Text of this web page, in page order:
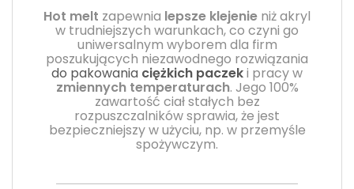
Hot melt zapewnia lepsze klejenie niż akryl
w trudniejszych warunkach, co czyni go
uniwersalnym wyborem dla firm
poszukujących niezawodnego rozwiązania
do pakowania ciężkich paczeki pracy w
zmiennych temperaturach. Jego 100%
zawartość ciał stałych bez
rozpuszczalników sprawia, że jest
bezpieczniejszy w użyciu, np. w przemyśle
spożywczym.